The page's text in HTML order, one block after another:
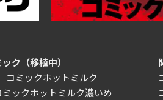
ク（移植中）
コミックホットミルク
ミックホットミルク濃いめ